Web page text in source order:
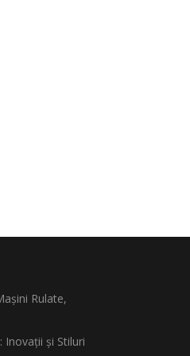
Rulate,
Inovații și Stiluri